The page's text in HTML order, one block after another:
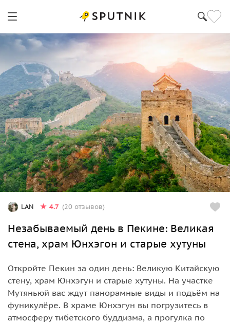
LAN 4.7 (20 отзывов)
Незабываемый день в Пекине: Великая
стена, храм Юнхэгон и старые хутуны
Откройте Пекин за один день: Великую Китайскую
стену, храм Юнхэгун и старые хутуны. На участке
Мутяньюй вас ждут панорамные виды и подъём на
фуникулёре. В храме Юнхэгун вы погрузитесь в
атмосферу тибетского буддизма, а прогулка по